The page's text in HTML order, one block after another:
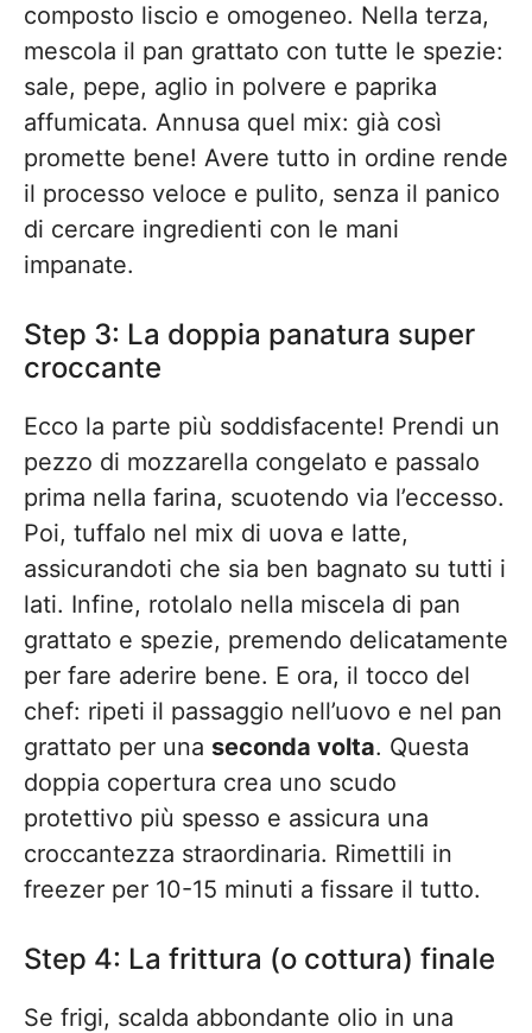
composto liscio e omogeneo. Nella terza,
mescola il pan grattato con tutte le spezie:
sale, pepe, aglio in polvere e paprika
affumicata. Annusa quel mix: già così
promette bene! Avere tutto in ordine rende
il processo veloce e pulito, senza il panico
di cercare ingredienti con le mani
impanate.
Step 3: La doppia panatura super
croccante
Ecco la parte più soddisfacente! Prendi un
pezzo di mozzarella congelato e passalo
prima nella farina, scuotendo via l’eccesso.
Poi, tuffalo nel mix di uova e latte,
assicurandoti che sia ben bagnato su tutti i
lati. Infine, rotolalo nella miscela di pan
grattato e spezie, premendo delicatamente
per fare aderire bene. E ora, il tocco del
chef: ripeti il passaggio nell’uovo e nel pan
grattato per una seconda volta. Questa
doppia copertura crea uno scudo
protettivo più spesso e assicura una
croccantezza straordinaria. Rimettili in
freezer per 10-15 minuti a fissare il tutto.
Step 4: La frittura (o cottura) finale
Se frigi, scalda abbondante olio in una